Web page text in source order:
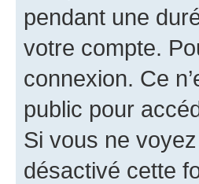
pendant une
votre compte.
connexion. Ce
public pour
Si vous ne
désactivé cette